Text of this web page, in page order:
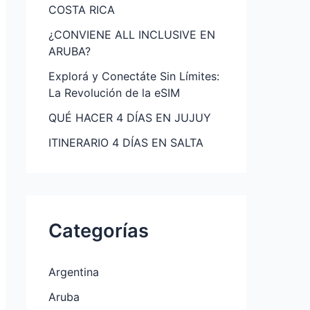
COSTA RICA
¿CONVIENE ALL INCLUSIVE EN
ARUBA?
Explorá y Conectáte Sin Límites:
La Revolución de la eSIM
QUÉ HACER 4 DÍAS EN JUJUY
ITINERARIO 4 DÍAS EN SALTA
Categorías
Argentina
Aruba